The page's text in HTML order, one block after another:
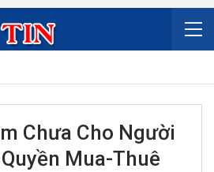
Chưa Cho Người
Mua-Thuê